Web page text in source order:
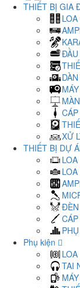
THIẾT BỊ GIA
XỬ
THIẾT BỊ DỰ
ĐÈN
Phụ kiện
TAI